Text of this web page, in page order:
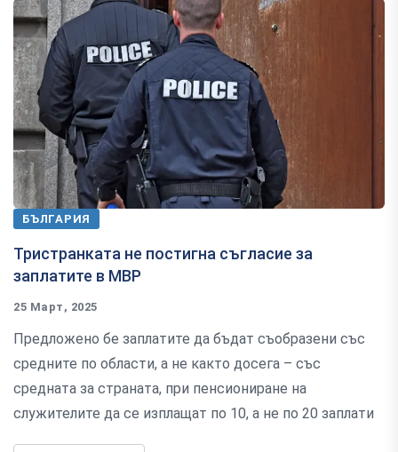
БЪЛГАРИЯ
Тристранката не постигна съгласие за
заплатите в МВР
25 Март, 2025
Предложено бе заплатите да бъдат съобразени със
средните по области, а не както досега – със
средната за страната, при пенсиониране на
служителите да се изплащат по 10, а не по 20 заплати